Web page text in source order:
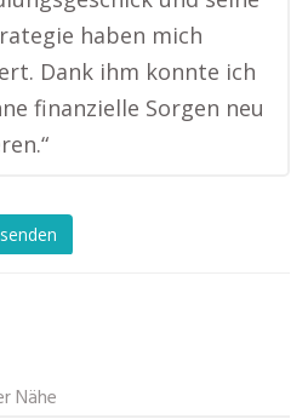
haben mich
Dank ihm konnte ich
finanzielle Sorgen neu
Nähe